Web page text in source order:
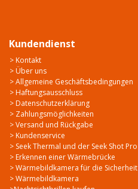
Kundendienst
> Kontakt
> Über uns
> Allgemeine Geschäftsbedingungen
> Haftungsausschluss
> Datenschutzerklärung
> Zahlungsmöglichkeiten
> Versand und Rückgabe
> Kundenservice
> Seek Thermal und der Seek Shot Pro
> Erkennen einer Wärmebrücke
> Wärmebildkamera für die Sicherheit
> Wärmebildkamera